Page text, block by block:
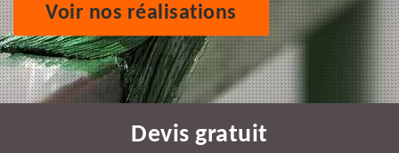
Voir nos réalisations
Devis gratuit